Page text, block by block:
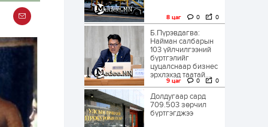
8 цаг 0 0
Б.Пүрэвдагва:
Найман салбарын
103 үйлчилгээний
бүртгэлийг
цуцалснаар бизнес
эрхлэхэд таатай...
9 цаг 0 0
Долдугаар сард
709.503 зөрчил
бүртгэгджээ